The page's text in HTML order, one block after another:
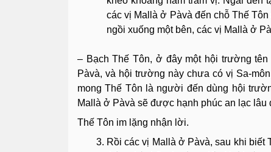
các vị Mallà ở Pàvà đến chỗ Thế
ngồi xuống một bên, các vị Mallà ở
– Bạch Thế Tôn, ở đây một hội trường
Pàvà, và hội trường này chưa có vị Sa-
mong Thế Tôn là người đến dùng hội
Mallà ở Pàvà sẽ được hạnh phúc an lạc lâu
Thế Tôn im lặng nhận lời.
Rồi các vị Mallà ở Pàvà, sau khi biết